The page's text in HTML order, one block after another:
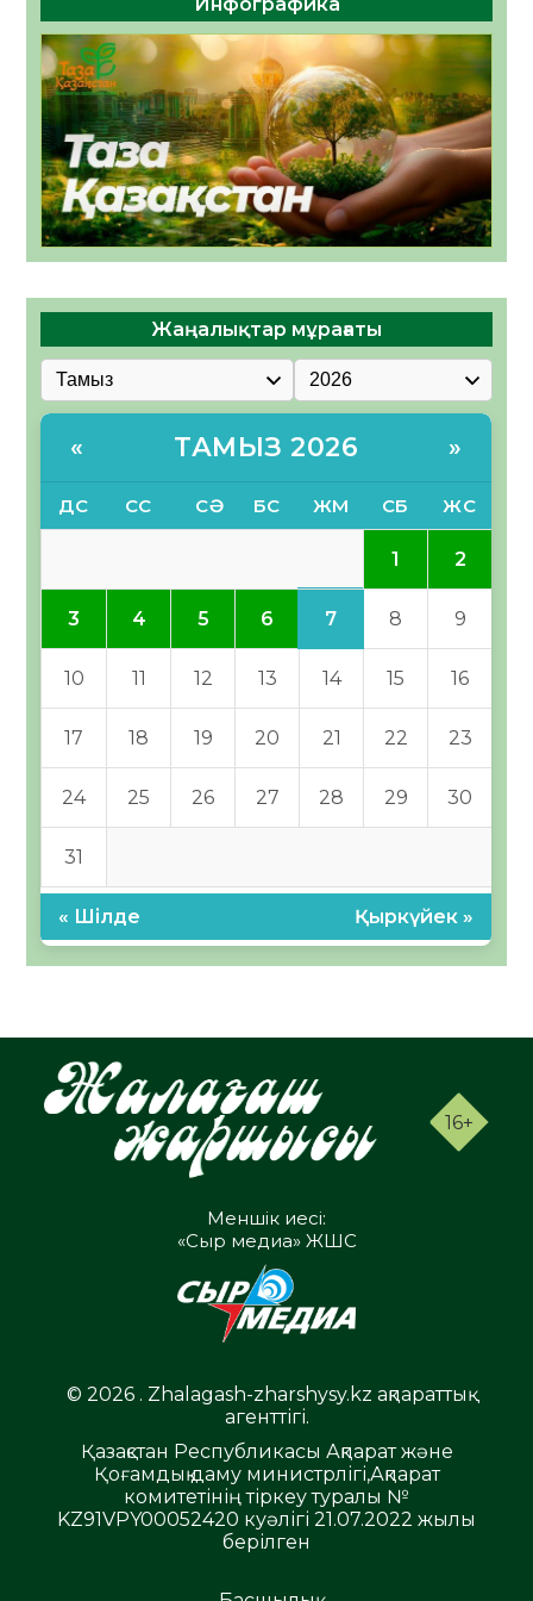
Жаңалықтар мұрағаты
« ТАМЫЗ 2026 »
ДС СС СӘ БС ЖМ СБ ЖС
1 2
3 4 5 6 7 8 9
10 11 12 13 14 15 16
17 18 19 20 21 22 23
24 25 26 27 28 29 30
31
« Шілде Қыркүйек »
16+
Меншік иесі:
«Сыр медиа» ЖШС
© 2026 . Zhalagash-zharshysy.kz ақпараттық
агенттігі.
Қазақстан Республикасы Ақпарат және
Қоғамдық даму министрлігі,Ақпарат
комитетінің тіркеу туралы №
KZ91VPY00052420 куәлігі 21.07.2022 жылы
берілген